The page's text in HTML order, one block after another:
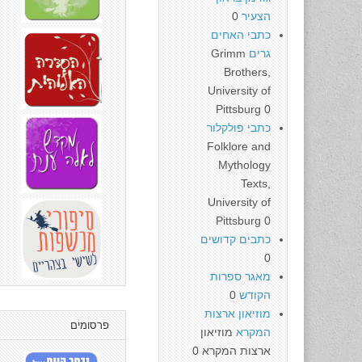
פרסומים
הצעיר
כתבי האחים
גרים Grimm
Brothers,
University of
Pittsburg 0
כתבי פולקלור
Folklore and
Mythology
Texts,
University of
Pittsburg 0
כתבים קדושים
0
מאגר ספרות
הקודש
מוזיאון ארצות
המקרא מוזיאון
ארצות המקרא 0